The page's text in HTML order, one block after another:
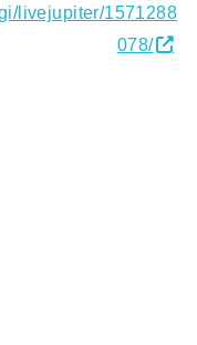
livejupiter/1571288
078/